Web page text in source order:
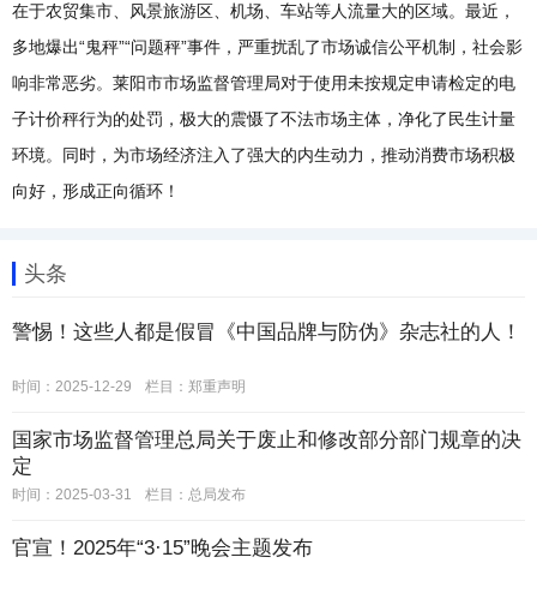
在于农贸集市、风景旅游区、机场、车站等人流量大的区域。最近，
多地爆出“鬼秤”“问题秤”事件，严重扰乱了市场诚信公平机制，社会影
响非常恶劣。莱阳市市场监督管理局对于使用未按规定申请检定的电
子计价秤行为的处罚，极大的震慑了不法市场主体，净化了民生计量
环境。同时，为市场经济注入了强大的内生动力，推动消费市场积极
向好，形成正向循环！
头条
警惕！这些人都是假冒《中国品牌与防伪》杂志社的人！
时间：2025-12-29 栏目： 郑重声明
国家市场监督管理总局关于废止和修改部分部门规章的决
定
时间：2025-03-31 栏目： 总局发布
官宣！2025年“3·15”晚会主题发布